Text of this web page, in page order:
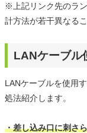
※上記リンク先のラ
計方法が若干異なる
LANケーブル
LANケーブルを使用
処法紹介します。
・差し込み口に刺さ